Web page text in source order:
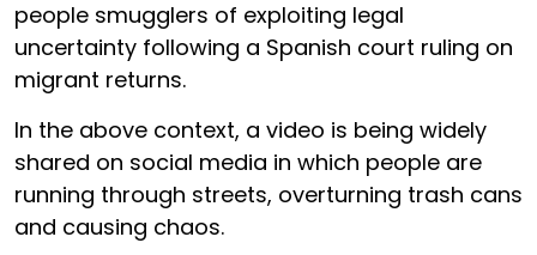
people smugglers of exploiting legal
uncertainty following a Spanish court ruling on
migrant returns.
In the above context, a video is being widely
shared on social media in which people are
running through streets, overturning trash cans
and causing chaos.